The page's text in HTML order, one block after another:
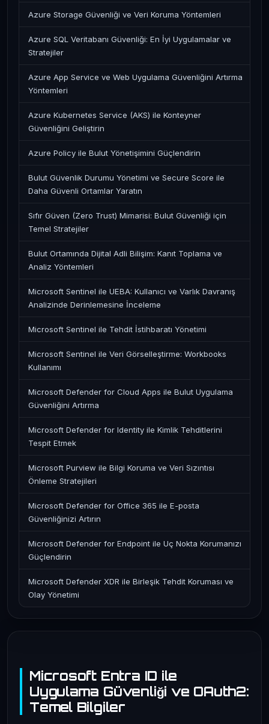
Microsoft Entra ID ile
Uygulama Güvenliği ve OAuth2:
Temel Bilgiler
Azure Storage Güvenliği ve Veri Koruma Yöntemleri
Azure SQL Veritabanı Güvenliği: En İyi Uygulamalar ve
Stratejiler
Azure App Service ve Web Uygulama Güvenliğini Artırma
Yöntemleri
Azure Kubernetes Service (AKS) ile Konteyner
Güvenliğini Geliştirin
Azure Policy ile Bulut Yönetişimini Güçlendirin
Bulut Güvenlik Durumu Yönetimi ve Secure Score ile
Daha Güvenli Ortamlar Yaratın
Sıfır Güven (Zero Trust) Mimarisi: Bulut Güvenliği için
Temel Stratejiler
Bulut Ortamında Dijital Adli Bilişim: Kanıt Toplama ve
Analiz Yöntemleri
Microsoft Sentinel ile UEBA: Kullanıcı ve Varlık Davranış
Analizinde Derinlemesine İnceleme
Microsoft Sentinel ile Tehdit İstihbaratı Yönetimi
Microsoft Sentinel ile Veri Görselleştirme: Workbooks
Kullanımı
Microsoft Defender for Cloud Apps ile Bulut Uygulama
Güvenliğini Artırma
Microsoft Defender for Identity ile Kimlik Tehditlerini
Tespit Etmek
Microsoft Purview ile Bilgi Koruma ve Veri Sızıntısı
Önleme Stratejileri
Microsoft Defender for Office 365 ile E-posta
Güvenliğinizi Artırın
Microsoft Defender for Endpoint ile Uç Nokta Korumanızı
Güçlendirin
Microsoft Defender XDR ile Birleşik Tehdit Koruması ve
Olay Yönetimi